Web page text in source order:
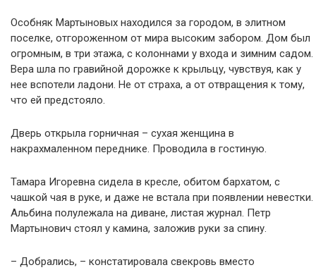
Особняк Мартыновых находился за городом, в элитном
поселке, отгороженном от мира высоким забором. Дом был
огромным, в три этажа, с колоннами у входа и зимним садом.
Вера шла по гравийной дорожке к крыльцу, чувствуя, как у
нее вспотели ладони. Не от страха, а от отвращения к тому,
что ей предстояло.
Дверь открыла горничная – сухая женщина в
накрахмаленном переднике. Проводила в гостиную.
Тамара Игоревна сидела в кресле, обитом бархатом, с
чашкой чая в руке, и даже не встала при появлении невестки.
Альбина полулежала на диване, листая журнал. Петр
Мартынович стоял у камина, заложив руки за спину.
– Добрались, – констатировала свекровь вместо